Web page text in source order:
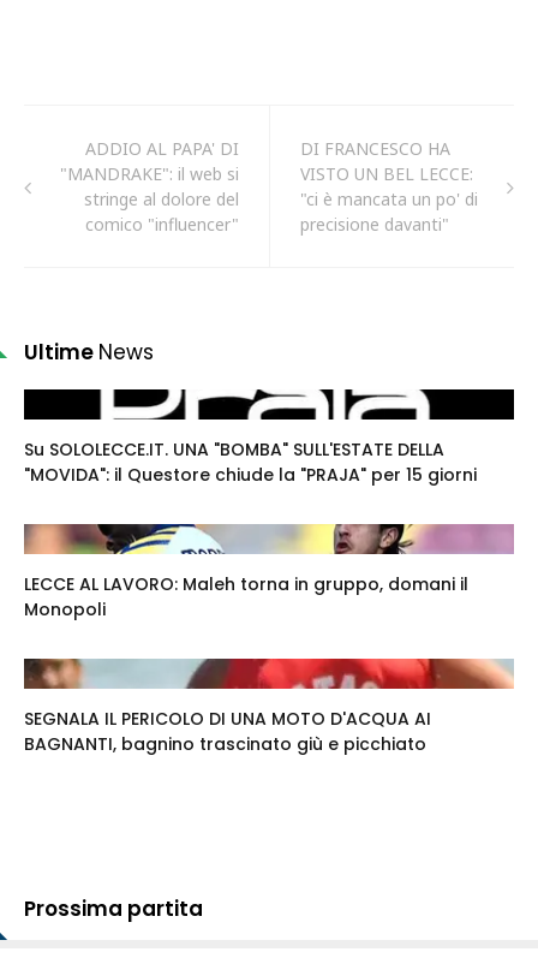
ADDIO AL PAPA' DI
"MANDRAKE": il web si
stringe al dolore del
comico "influencer"
DI FRANCESCO HA
VISTO UN BEL LECCE:
"ci è mancata un po' di
precisione davanti"
Ultime News
Su SOLOLECCE.IT. UNA "BOMBA" SULL'ESTATE DELLA
"MOVIDA": il Questore chiude la "PRAJA" per 15 giorni
LECCE AL LAVORO: Maleh torna in gruppo, domani il
Monopoli
SEGNALA IL PERICOLO DI UNA MOTO D'ACQUA AI
BAGNANTI, bagnino trascinato giù e picchiato
Prossima partita